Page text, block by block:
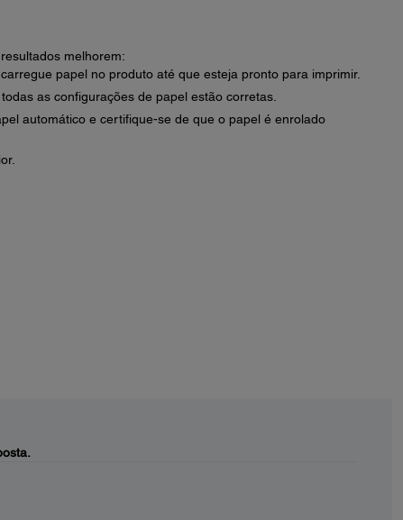
melhorem:
papel no produto até que esteja pronto para imprimir.
as configurações de papel estão corretas.
automático e certifique-se de que o papel é enrolado